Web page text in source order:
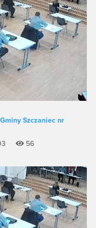
Szczaniec nr
03
56